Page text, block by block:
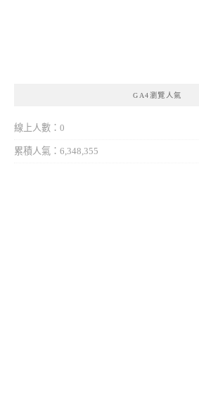
GA4瀏覽人氣
線上人數：0
累積人氣：6,348,355